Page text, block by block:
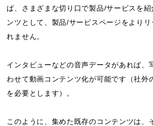
ば、さまざまな切り口で製品/サービスを
ンツとして、製品/サービスページをより
れません。
インタビューなどの音声データがあれば、
わせて動画コンテンツ化が可能です（社外
を必要とします）。
このように、集めた既存のコンテンツは、